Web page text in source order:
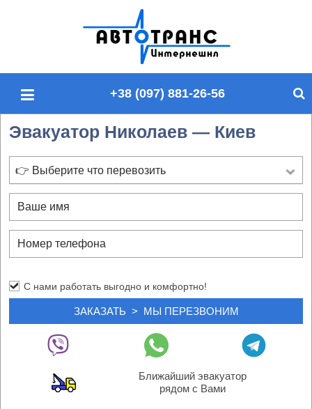
п
й
у
+38 (097) 881-26-56
Эвакуатор Николаев — Киев
👉 Выберите что перевозить
С нами работать выгодно и комфортно!
Ближайший эвакуатор
рядом с Вами